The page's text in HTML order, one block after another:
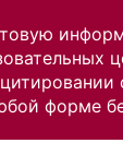
форме